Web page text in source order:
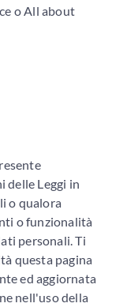
o All about
delle Leggi in
o qualora
o funzionalità
personali. Ti
questa pagina
ed aggiornata
nell'uso della